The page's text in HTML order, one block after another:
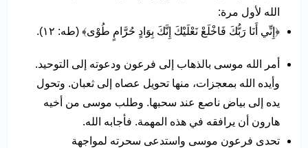
الله لأول مرة:
﴿إِنِّي أَنَا رَبُّكَ فَاخْلَعْ نَعْلَيْكَ إِنَّكَ بِوَادٍ حُرَّامٍ طُوْى﴾ (طه: ١٢).
أمر الله موسى بالذهاب إلى فرعون ودعوته إلى التوحيد.
وأيده الله بمعجزات، منها تحويل عصاه إلى ثعبان. وتحول
يده إلى بياض ناصع عند سحبها. وطلب موسى من أخيه
هارون أن يرافقه في هذه المهمة. فأجابه الله.
تحدى فرعون موسى واستدعى سحرته لمواجهة